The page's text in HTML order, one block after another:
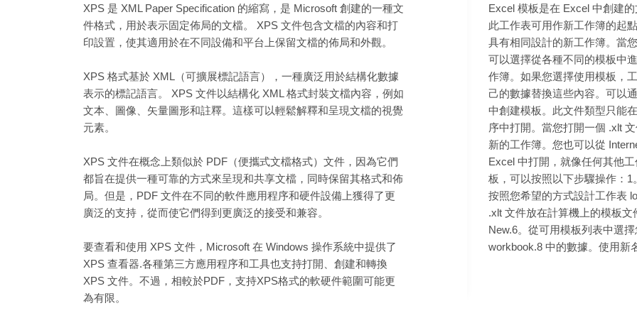
XPS 是 XML Paper Specification 的縮寫，是 Microsoft 創建的一種文
件格式，用於表示固定佈局的文檔。 XPS 文件包含文檔的內容和打
印設置，使其適用於在不同設備和平台上保留文檔的佈局和外觀。
XPS 格式基於 XML（可擴展標記語言），一種廣泛用於結構化數據
表示的標記語言。 XPS 文件以結構化 XML 格式封裝文檔內容，例如
文本、圖像、矢量圖形和註釋。這樣可以輕鬆解釋和呈現文檔的視覺
元素。
XPS 文件在概念上類似於 PDF（便攜式文檔格式）文件，因為它們
都旨在提供一種可靠的方式來呈現和共享文檔，同時保留其格式和佈
局。但是，PDF 文件在不同的軟件應用程序和硬件設備上獲得了更
廣泛的支持，從而使它們得到更廣泛的接受和兼容。
要查看和使用 XPS 文件，Microsoft 在 Windows 操作系統中提供了
XPS 查看器.各種第三方應用程序和工具也支持打開、創建和轉換
XPS 文件。不過，相較於PDF，支持XPS格式的軟硬件範圍可能更
為有限。
Excel 模板是在 Excel 中創建
此工作表可用作新工作簿的起
具有相同設計的新工作簿。當
可以選擇從各種不同的模板中
作簿。如果您選擇使用模板，
己的數據替換這些內容。可以
中創建模板。此文件類型只能
序中打開。當您打開一個 .xlt
新的工作簿。您也可以從
Excel 中打開，就像任何其他
板，可以按照以下步驟操作：
按照您希望的方式設計工作表
.xlt 文件放在計算機上的模板
New.6。從可用模板列表中選
workbook.8 中的數據。使用新